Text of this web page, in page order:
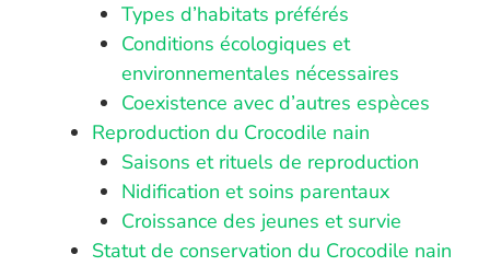
Types d’habitats préférés
Conditions écologiques et
environnementales nécessaires
Coexistence avec d’autres espèces
Reproduction du Crocodile nain
Saisons et rituels de reproduction
Nidification et soins parentaux
Croissance des jeunes et survie
Statut de conservation du Crocodile nain